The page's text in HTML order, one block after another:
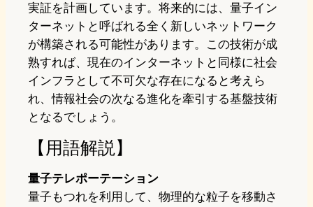
実証を計画しています。将来的には、量子イン
ターネットと呼ばれる全く新しいネットワーク
が構築される可能性があります。この技術が成
熟すれば、現在のインターネットと同様に社会
インフラとして不可欠な存在になると考えら
れ、情報社会の次なる進化を牽引する基盤技術
となるでしょう。
【用語解説】
量子テレポーテーション
量子もつれを利用して、物理的な粒子を移動さ